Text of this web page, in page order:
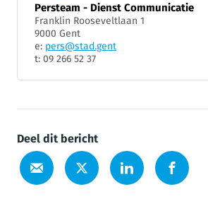
Persteam - Dienst Communicatie
Franklin Rooseveltlaan 1
9000 Gent
e: pers@stad.gent
t: 09 266 52 37
Deel dit bericht